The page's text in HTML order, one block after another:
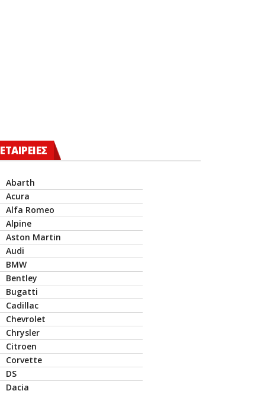
ΕΤΑΙΡΕΙΕΣ
Abarth
Acura
Alfa Romeo
Alpine
Aston Martin
Audi
BMW
Bentley
Bugatti
Cadillac
Chevrolet
Chrysler
Citroen
Corvette
DS
Dacia